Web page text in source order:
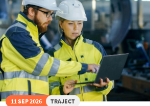
11 SEP 2026 TRAJECT